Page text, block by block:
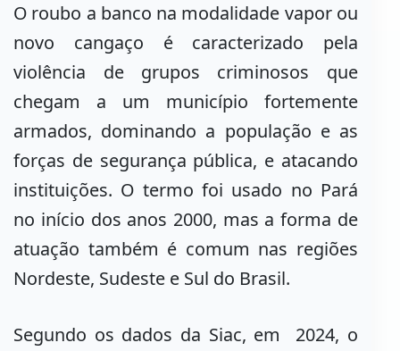
O roubo a banco na modalidade vapor ou
novo cangaço é caracterizado pela
violência de grupos criminosos que
chegam a um município fortemente
armados, dominando a população e as
forças de segurança pública, e atacando
instituições. O termo foi usado no Pará
no início dos anos 2000, mas a forma de
atuação também é comum nas regiões
Nordeste, Sudeste e Sul do Brasil.
Segundo os dados da Siac, em 2024, o